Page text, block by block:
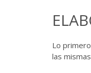
Lo
las